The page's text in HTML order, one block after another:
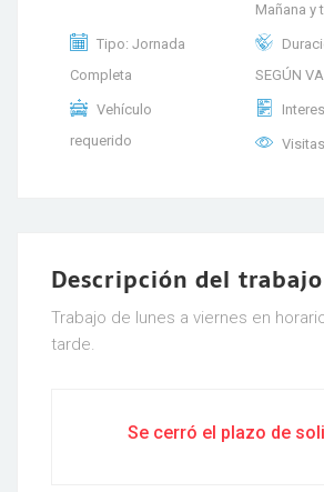
Mañana y
Tipo: Jornada
Completa
SEGÚN
Vehículo
requerido
Descripción del trabajo
Trabajo de lunes a viernes en
tarde.
Se cerró el plazo de